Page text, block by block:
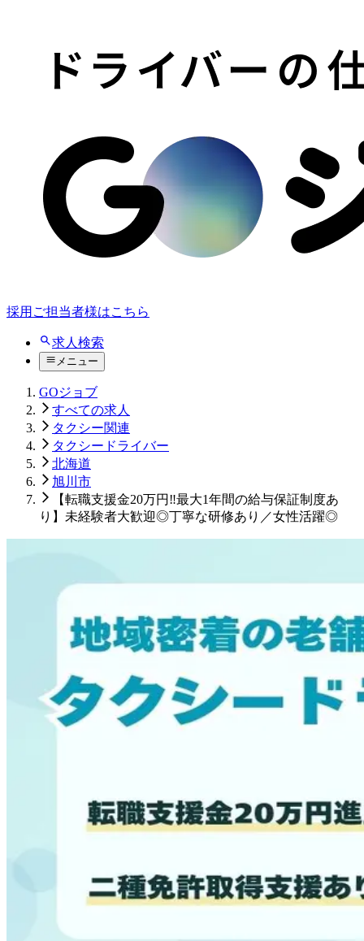
採用ご担当者様はこちら
求人検索
メニュー
GOジョブ
すべての求人
タクシー関連
タクシードライバー
北海道
旭川市
【転職支援金20万円‼最大1年間の給与保証制度あ
り】未経験者大歓迎◎丁寧な研修あり／女性活躍◎